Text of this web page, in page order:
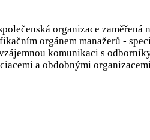
organizace
orgánem manažerů -
komunikaci s
a obdobnými